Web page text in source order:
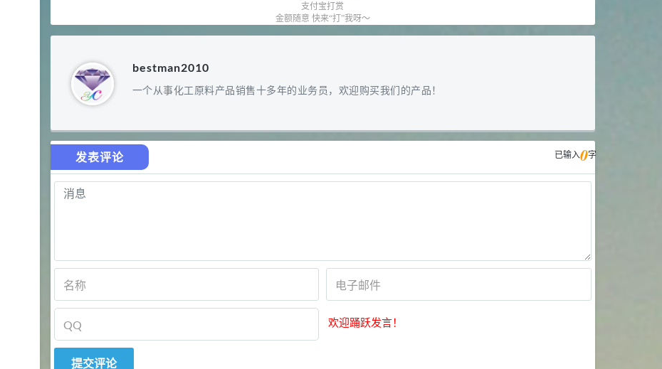
支付宝打赏
金额随意 快来“打”我呀～
bestman2010
一个从事化工原料产品销售十多年的业务员，欢迎购买我们的产品！
发表评论 已输入0字
欢迎踊跃发言！
2021-05-30 化工原料
浏览量 - 1.64w
11.25 8 D-异抗坏血酸钠 98%
浏览量 - 1.55w
34.8 10 DL-蛋氨酸 99%